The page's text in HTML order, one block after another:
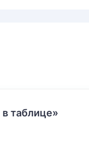
таблице»